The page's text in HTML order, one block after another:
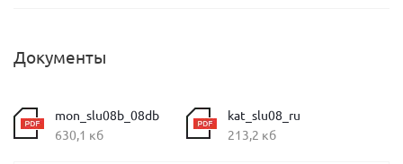
Документы
mon_slu08b_08db
630,1 кб
kat_slu08_ru
213,2 кб